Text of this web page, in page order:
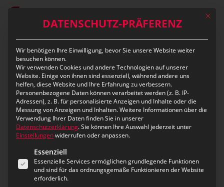
Skip
content
Category
IT-Security Lösungen
Mit
DATENSCHUTZ-PRÄFERENZ
Wir benötigen Ihre Einwilligung, bevor Sie unsere Website weiter
besuchen können.
Wir verwenden Cookies und andere Technologien auf unserer
Website. Einige von ihnen sind essenziell, während andere uns
helfen, diese Website und Ihre Erfahrung zu verbessern.
Personenbezogene Daten können verarbeitet werden (z. B. IP-
Adressen), z. B. für personalisierte Anzeigen und Inhalte oder die
Messung von Anzeigen und Inhalten.Weitere Informationen über die
Verwendung Ihrer Daten finden Sie in unserer
Datenschutzerklärung.Sie können Ihre Auswahl jederzeit unter
Einstellungenwiderrufen oder anpassen.
Es folgt eine Liste der Service-Gruppen, für die eine
Essenziell
Essenzielle Services ermöglichen grundlegende Funktionen
und sind für das ordnungsgemäße Funktionieren der Website
erforderlich.